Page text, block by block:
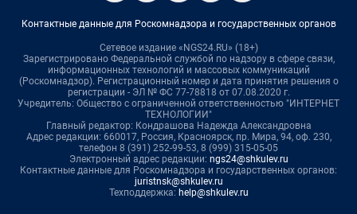
Контактные данные для Роскомнадзора и государственных органов
Сетевое издание «NGS24.RU» (18+)
Зарегистрировано Федеральной службой по надзору в сфере связи,
информационных технологий и массовых коммуникаций
(Роскомнадзор). Регистрационный номер и дата принятия решения о
регистрации - ЭЛ № ФС 77-78818 от 07.08.2020 г.
Учредитель: Общество с ограниченной ответственностью "ИНТЕРНЕТ
ТЕХНОЛОГИИ"
Главный редактор: Кондрашова Надежда Александровна
Адрес редакции: 660017, Россия, Красноярск, пр. Мира, 94, оф. 230,
телефон 8 (391) 252-99-53, 8 (999) 315-05-05
Электронный адрес редакции: ngs24@shkulev.ru
Контактные данные для Роскомнадзора и государственных органов:
juristnsk@shkulev.ru
Техподдержка: help@shkulev.ru